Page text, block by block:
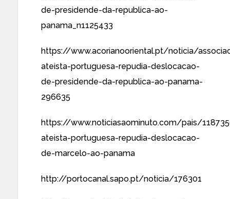
de-presidende-da-republica-ao-
panama_n1125433
https://www.acorianooriental.pt/noticia/
ateista-portuguesa-repudia-deslocacao-
de-presidende-da-republica-ao-panama-
296635
https://www.noticiasaominuto.com/pais/
ateista-portuguesa-repudia-deslocacao-
de-marcelo-ao-panama
http://portocanal.sapo.pt/noticia/176301